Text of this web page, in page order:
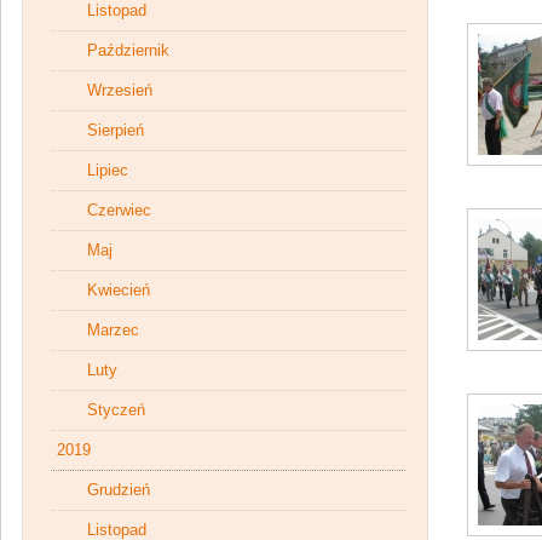
Listopad
Październik
Wrzesień
Sierpień
Lipiec
Czerwiec
Maj
Kwiecień
Marzec
Luty
Styczeń
2019
Grudzień
Listopad